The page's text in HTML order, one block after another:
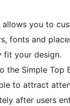
allows you to
fonts and
fit your design.
the Simple Top
to attract
after users